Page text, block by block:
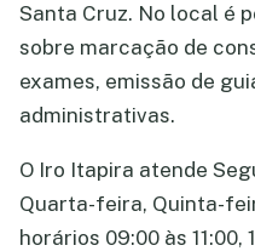
Santa Cruz. No local é
sobre marcação de
exames, emissão de
administrativas.
O Iro Itapira atende
Quarta-feira, Quinta-
horários 09:00 às 11:00,